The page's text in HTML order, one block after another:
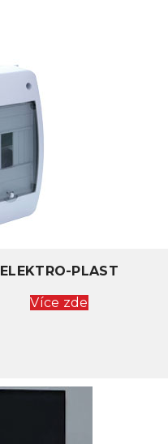
ELEKTRO-PLAST
Více zde